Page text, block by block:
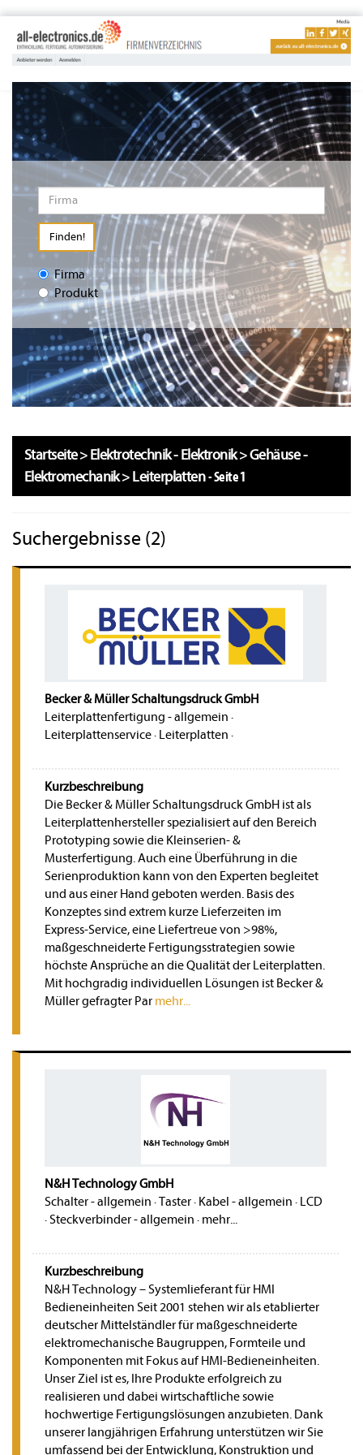
Finden!
Firma
Produkt
Startseite>Elektrotechnik - Elektronik >Gehäuse -
Elektromechanik>Leiterplatten-Seite 1
Suchergebnisse (2)
Becker & Müller Schaltungsdruck GmbH
Leiterplattenfertigung - allgemein ·
Leiterplattenservice· Leiterplatten ·
Kurzbeschreibung
Die Becker & Müller Schaltungsdruck GmbH ist als
Leiterplattenhersteller spezialisiert auf den Bereich
Prototyping sowie die Kleinserien- &
Musterfertigung. Auch eine Überführung in die
Serienproduktion kann von den Experten begleitet
und aus einer Hand geboten werden. Basis des
Konzeptes sind extrem kurze Lieferzeiten im
Express-Service, eine Liefertreue von >98%,
maßgeschneiderte Fertigungsstrategien sowie
höchste Ansprüche an die Qualität der Leiterplatten.
Mit hochgradig individuellen Lösungen ist Becker &
Müller gefragter Par mehr...
N&H Technology GmbH
Schalter - allgemein ·Taster· Kabel - allgemein · LCD
·Steckverbinder - allgemein · mehr...
Kurzbeschreibung
N&H Technology – Systemlieferant für HMI
Bedieneinheiten Seit 2001 stehen wir als etablierter
deutscher Mittelständler für maßgeschneiderte
elektromechanische Baugruppen, Formteile und
Komponenten mit Fokus auf HMI-Bedieneinheiten.
Unser Ziel ist es, Ihre Produkte erfolgreich zu
realisieren und dabei wirtschaftliche sowie
hochwertige Fertigungslösungen anzubieten. Dank
unserer langjährigen Erfahrung unterstützen wir Sie
umfassend bei der Entwicklung, Konstruktion und